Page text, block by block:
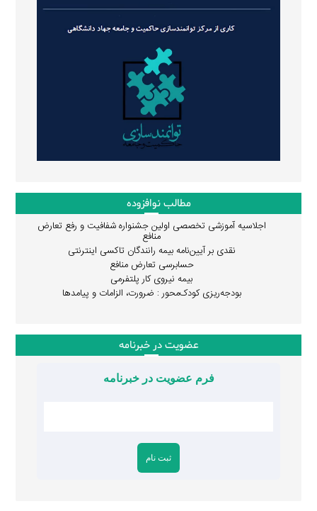
مطالب نوافزوده
اجلاسیه آموزشی تخصصی اولین جشنواره شفافیت و رفع تعارض
منافع
نقدی بر آیین‌نامه بیمه رانندگان تاکسی اینترنتی
حسابرسی تعارض منافع
بیمه نیروی کار پلتفرمی
بودجه‌ریزی کودک‌محور : ضرورت، الزامات و پیامدها
عضویت در خبرنامه
فرم عضویت در خبرنامه